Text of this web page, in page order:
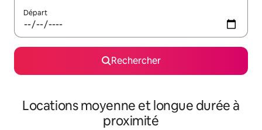
Départ
Rechercher
Locations moyenne et longue durée à
proximité